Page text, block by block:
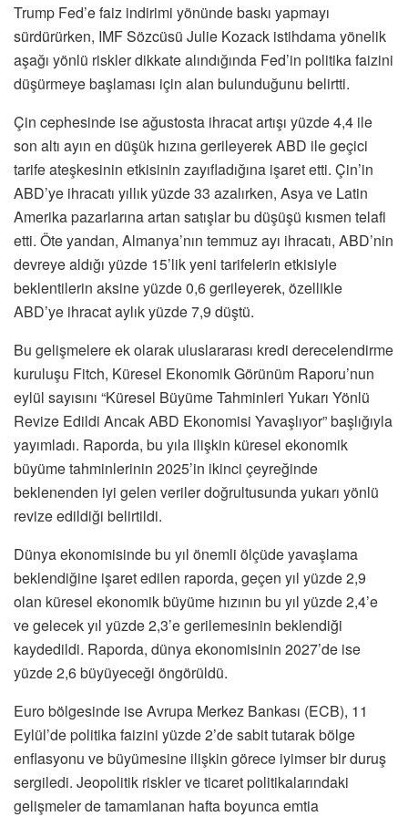
Trump Fed’e faiz indirimi yönünde baskı yapmayı
sürdürürken, IMF Sözcüsü Julie Kozack istihdama yönelik
aşağı yönlü riskler dikkate alındığında Fed’in politika faizini
düşürmeye başlaması için alan bulunduğunu belirtti.
Çin cephesinde ise ağustosta ihracat artışı yüzde 4,4 ile
son altı ayın en düşük hızına gerileyerek ABD ile geçici
tarife ateşkesinin etkisinin zayıfladığına işaret etti. Çin’in
ABD’ye ihracatı yıllık yüzde 33 azalırken, Asya ve Latin
Amerika pazarlarına artan satışlar bu düşüşü kısmen telafi
etti. Öte yandan, Almanya’nın temmuz ayı ihracatı, ABD’nin
devreye aldığı yüzde 15’lik yeni tarifelerin etkisiyle
beklentilerin aksine yüzde 0,6 gerileyerek, özellikle
ABD’ye ihracat aylık yüzde 7,9 düştü.
Bu gelişmelere ek olarak uluslararası kredi derecelendirme
kuruluşu Fitch, Küresel Ekonomik Görünüm Raporu’nun
eylül sayısını “Küresel Büyüme Tahminleri Yukarı Yönlü
Revize Edildi Ancak ABD Ekonomisi Yavaşlıyor” başlığıyla
yayımladı. Raporda, bu yıla ilişkin küresel ekonomik
büyüme tahminlerinin 2025’in ikinci çeyreğinde
beklenenden iyi gelen veriler doğrultusunda yukarı yönlü
revize edildiği belirtildi.
Dünya ekonomisinde bu yıl önemli ölçüde yavaşlama
beklendiğine işaret edilen raporda, geçen yıl yüzde 2,9
olan küresel ekonomik büyüme hızının bu yıl yüzde 2,4’e
ve gelecek yıl yüzde 2,3’e gerilemesinin beklendiği
kaydedildi. Raporda, dünya ekonomisinin 2027’de ise
yüzde 2,6 büyüyeceği öngörüldü.
Euro bölgesinde ise Avrupa Merkez Bankası (ECB), 11
Eylül’de politika faizini yüzde 2’de sabit tutarak bölge
enflasyonu ve büyümesine ilişkin görece iyimser bir duruş
sergiledi. Jeopolitik riskler ve ticaret politikalarındaki
gelişmeler de tamamlanan hafta boyunca emtia